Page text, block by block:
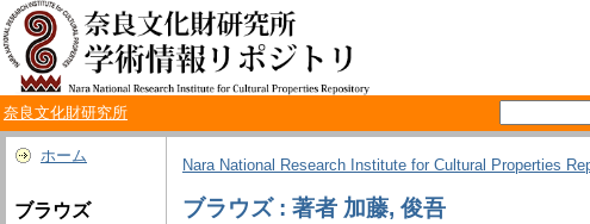
奈良文化財研究所
ホーム
ブラウズ
Nara National Research Institute for Cultural Properties
ブラウズ : 著者 加藤, 俊吾